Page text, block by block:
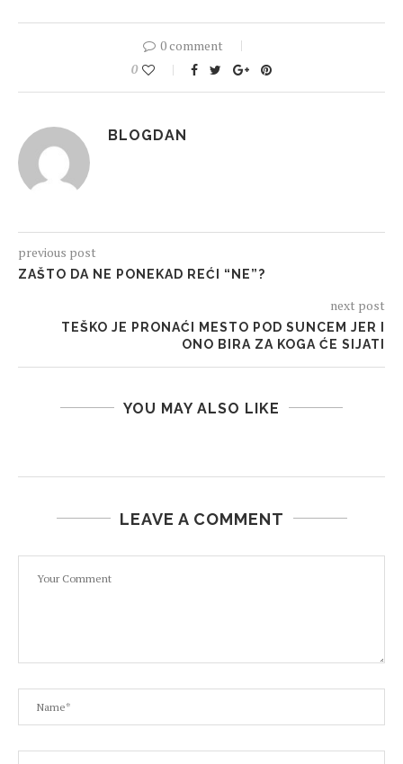
0 comment
0
BLOGDAN
previous post
ZAŠTO DA NE PONEKAD REĆI “NE”?
next post
TEŠKO JE PRONAĆI MESTO POD SUNCEM JER I
ONO BIRA ZA KOGA ĆE SIJATI
YOU MAY ALSO LIKE
LEAVE A COMMENT